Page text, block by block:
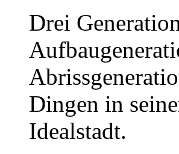
Drei
Dingen in
Idealstadt.